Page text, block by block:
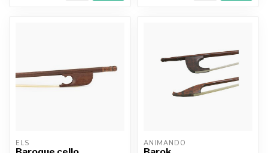
ELS ANIMANDO